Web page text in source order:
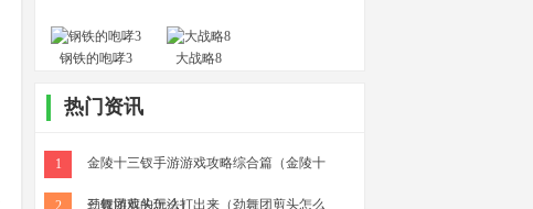
钢铁的咆哮3 大战略8
热门资讯
1 金陵十三钗手游游戏攻略综合篇（金陵十
三钗游戏的玩法）
2 劲舞团剪头怎么打出来（劲舞团剪头怎么